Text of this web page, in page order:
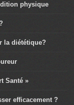
physique
la diététique?
Santé »
efficacement ?